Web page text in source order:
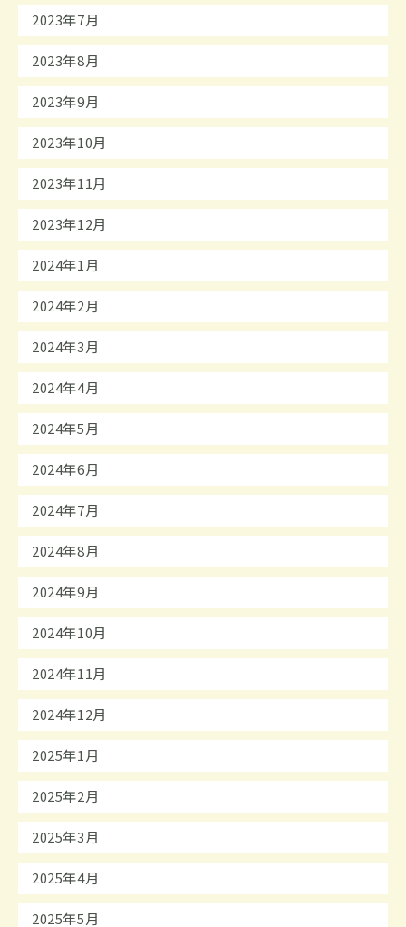
2023年7月
2023年8月
2023年9月
2023年10月
2023年11月
2023年12月
2024年1月
2024年2月
2024年3月
2024年4月
2024年5月
2024年6月
2024年7月
2024年8月
2024年9月
2024年10月
2024年11月
2024年12月
2025年1月
2025年2月
2025年3月
2025年4月
2025年5月